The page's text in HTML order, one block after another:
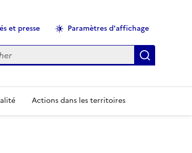
et presse Paramètres d'affichage
Actions dans les territoires